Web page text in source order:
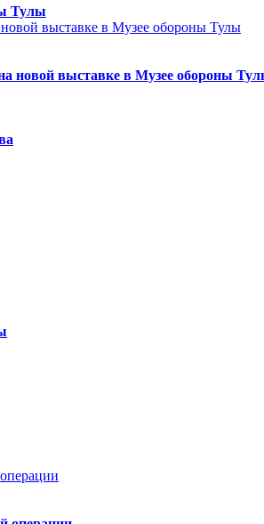
Тулы
новой выставке в Музее обороны